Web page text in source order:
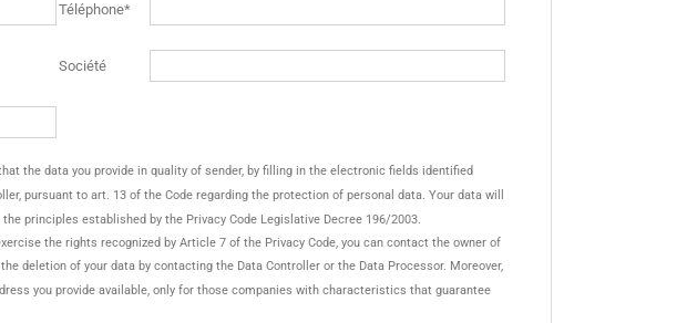
Téléphone*
Société
the data you provide in quality of sender, by filling in the electronic fields identified
pursuant to art. 13 of the Code regarding the protection of personal data. Your data will
principles established by the Privacy Code Legislative Decree 196/2003.
the rights recognized by Article 7 of the Privacy Code, you can contact the owner of
deletion of your data by contacting the Data Controller or the Data Processor. Moreover,
you provide available, only for those companies with characteristics that guarantee